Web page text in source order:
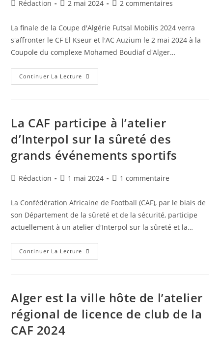
Retour
Auteur/autrice
la
publication :
Rédaction
Publication
2 mai 2024
Commentaires
la
publication :
2 commentaires
La finale de la Coupe d'Algérie Futsal Mobilis 2024 verra
s'affronter le CF El Kseur et l'AC Auzium le 2 mai 2024 à la
Coupole du complexe Mohamed Boudiaf d'Alger…
Continuer La Lecture Coupe
D’Algérie
Kseur
L’AC
Auzium
Se
Disputeront
Ce
La CAF participe à l’atelier
d’Interpol sur la sûreté des
grands événements sportifs
Auteur/autrice
la
publication :
Rédaction
Publication
1 mai 2024
Commentaires
la
publication :
1 commentaire
La Confédération Africaine de Football (CAF), par le biais de
son Département de la sûreté et de la sécurité, participe
actuellement à un atelier d'Interpol sur la sûreté et la…
Continuer La Lecture La
CAF
Sur
La
Des
Grands
Alger est la ville hôte de l’atelier
régional de licence de club de la
CAF 2024